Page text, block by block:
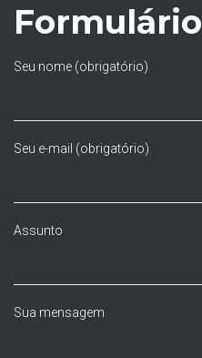
Formulário
Seu nome (obrigatório)
Seu e-mail (obrigatório)
Assunto
Sua mensagem